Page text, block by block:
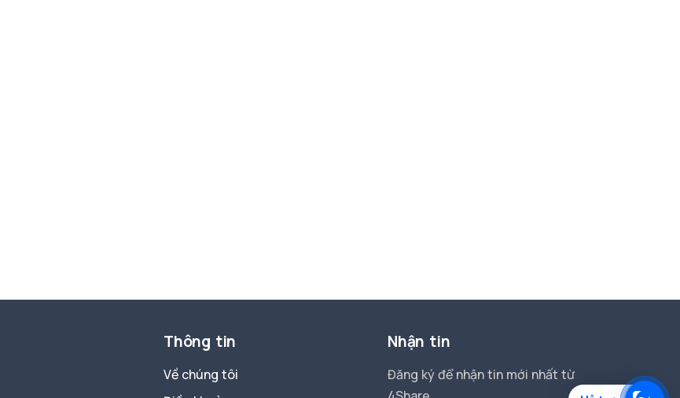
Thông tin
Về chúng tôi
Nhận tin
Đăng ký để nhận tin mới nhất từ